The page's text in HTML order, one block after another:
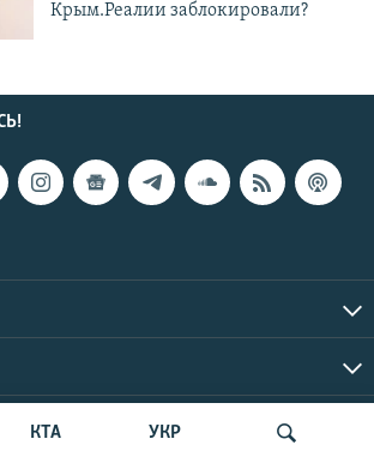
КТА УКР
Крым.Реалии заблокировали?
Крым.Реалии, 2026 | Все права защищены.